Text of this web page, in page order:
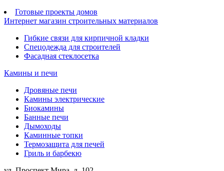
Готовые проекты домов
Интернет магазин строительных материалов
Гибкие связи для кирпичной кладки
Спецодежда для строителей
Фасадная стеклосетка
Камины и печи
Дровяные печи
Камины электрические
Биокамины
Банные печи
Дымоходы
Каминные топки
Термозащита для печей
Гриль и барбекю